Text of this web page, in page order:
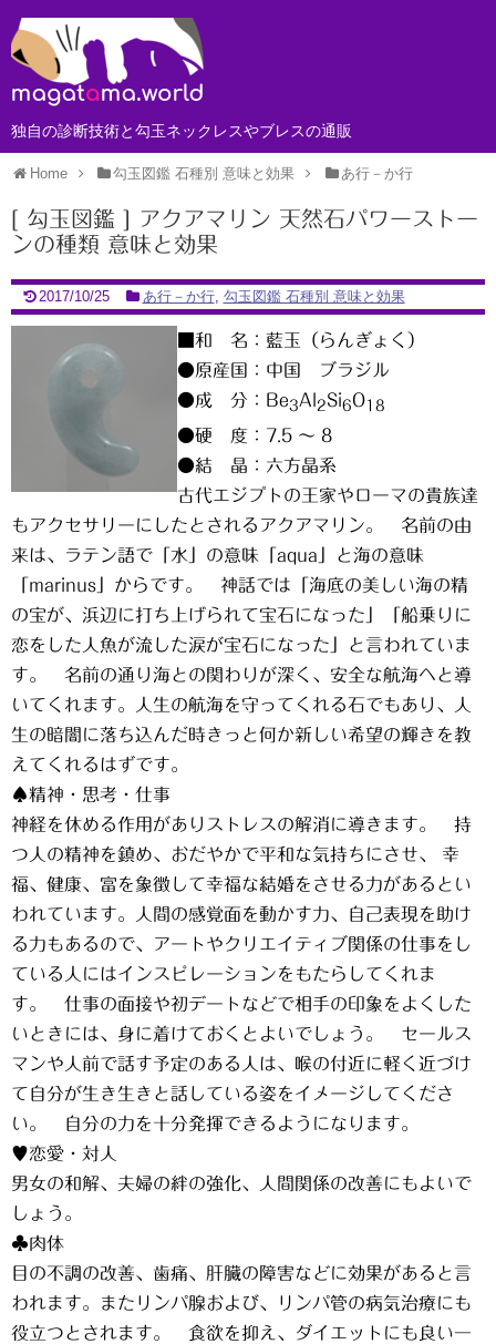
独自の診断技術と勾玉ネックレスやブレスの通販
Home 勾玉図鑑 石種別 意味と効果 あ行－か行
[ 勾玉図鑑 ] アクアマリン 天然石パワーストー
ンの種類 意味と効果
2017/10/25 あ行－か行, 勾玉図鑑 石種別 意味と効果
■和 名：藍玉（らんぎょく）
●原産国：中国 ブラジル
●成 分：Be3Al 2Si6O18
●硬 度：7.5 ～ 8
●結 晶：六方晶系
古代エジプトの王家やローマの貴族達
もアクセサリーにしたとされるアクアマリン。 名前の由
来は、ラテン語で「水」の意味「aqua」と海の意味
「marinus」からです。 神話では「海底の美しい海の精
の宝が、浜辺に打ち上げられて宝石になった」「船乗りに
恋をした人魚が流した涙が宝石になった」と言われていま
す。 名前の通り海との関わりが深く、安全な航海へと導
いてくれます。人生の航海を守ってくれる石でもあり、人
生の暗闇に落ち込んだ時きっと何か新しい希望の輝きを教
えてくれるはずです。
♠精神・思考・仕事
神経を休める作用がありストレスの解消に導きます。 持
つ人の精神を鎮め、おだやかで平和な気持ちにさせ、 幸
福、健康、富を象徴して幸福な結婚をさせる力があるとい
われています。人間の感覚面を動かす力、自己表現を助け
る力もあるので、アートやクリエイティブ関係の仕事をし
ている人にはインスピレーションをもたらしてくれま
す。 仕事の面接や初デートなどで相手の印象をよくした
いときには、身に着けておくとよいでしょう。 セールス
マンや人前で話す予定のある人は、喉の付近に軽く近づけ
て自分が生き生きと話している姿をイメージしてくださ
い。 自分の力を十分発揮できるようになります。
♥恋愛・対人
男女の和解、夫婦の絆の強化、人間関係の改善にもよいで
しょう。
♣肉体
目の不調の改善、歯痛、肝臓の障害などに効果があると言
われます。またリンパ腺および、リンパ管の病気治療にも
役立つとされます。 食欲を抑え、ダイエットにも良い一